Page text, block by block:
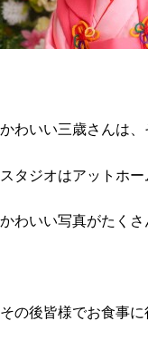
かわいい三歳さんは
スタジオはアットホ
かわいい写真がたくさ
その後皆様でお食事